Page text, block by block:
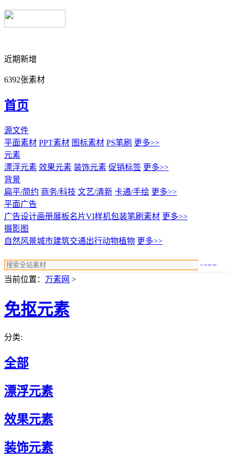
近期新增
6392张素材
首页
源文件
平面素材 PPT素材 图标素材 PS笔刷 更多>>
元素
漂浮元素 效果元素 装饰元素 促销标签 更多>>
背景
扁平/简约 商务/科技 文艺/清新 卡通/手绘 更多>>
平面广告
广告设计画册展板名片VI样机包装笔刷素材 更多>>
摄影图
自然风景城市建筑交通出行动物植物 更多>>
当前位置： 万素网 >
免抠元素
分类:
全部
漂浮元素
效果元素
装饰元素